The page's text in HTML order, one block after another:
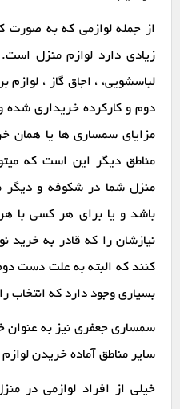
از جمله لوازمی که به صورت
زیادی دارد لوازم منزل است.
لباسشویی، ، اجاق گاز ،
دوم و کارکرده خریداری
مزایای سمساری ها یا همان
مناطق دیگر این است که
منزل شما در شکوفه و دیگر
باشد و یا برای هر کسی با هر
نیازشان را که قادر به خرید
کنند که البته به علت دست
بسیاری وجود دارد که انتخاب
سمساری جعفری نیز به عنوان
سایر مناطق آماده خریدن
خیلی از افراد لوازمی در